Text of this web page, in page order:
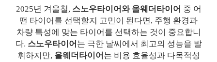
2025년 겨울철, 스노우타이어와 올웨더타이어 중 어
떤 타이어를 선택할지 고민이 된다면, 주행 환경과
차량 특성에 맞는 타이어를 선택하는 것이 중요합니
다. 스노우타이어 는 극한 날씨에서 최고의 성능을 발
휘하지만, 올웨더타이어 는 비용 효율성과 다목적성